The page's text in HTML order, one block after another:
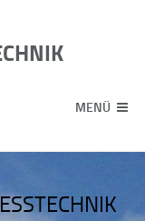
MENÜ